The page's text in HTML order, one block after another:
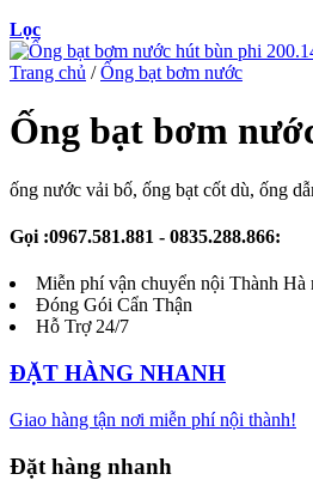
Lọc
Trang chủ / Ống bạt bơm nước
Ống bạt bơm
ống nước vải bố, ống bạt cốt dù, ống
Gọi :0967.581.881 - 0835.288.866:
Miễn phí vận chuyển nội Thành Hà
Đóng Gói Cẩn Thận
Hỗ Trợ 24/7
ĐẶT HÀNG NHANH
Giao hàng tận nơi miễn phí nội thành!
Đặt hàng nhanh